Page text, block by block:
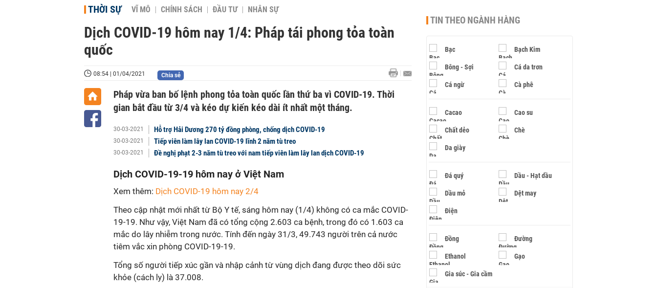
THỜI SỰ VĨ MÔ CHÍNH SÁCH ĐẦU TƯ NHÂN SỰ
Dịch COVID-19 hôm nay 1/4: Pháp tái phong tỏa toàn
quốc
08:54 | 01/04/2021 Chia sẻ
Pháp vừa ban bố lệnh phong tỏa toàn quốc lần thứ ba vì COVID-19. Thời
gian bắt đầu từ 3/4 và kéo dự kiến kéo dài ít nhất một tháng.
30-03-2021 Hỗ trợ Hải Dương 270 tỷ đồng phòng, chống dịch COVID-19
30-03-2021 Tiếp viên làm lây lan COVID-19 lĩnh 2 năm tù treo
30-03-2021 Đề nghị phạt 2-3 năm tù treo với nam tiếp viên làm lây lan dịch COVID-19
Dịch COVID-19-19 hôm nay ở Việt Nam
Xem thêm: Dịch COVID-19 hôm nay 2/4
Theo cập nhật mới nhất từ Bộ Y tế, sáng hôm nay (1/4) không có ca mắc COVID-
19-19. Như vậy, Việt Nam đã có tổng cộng 2.603 ca bệnh, trong đó có 1.603 ca
mắc do lây nhiễm trong nước. Tính đến ngày 31/3, 49.743 người trên cả nước
tiêm vắc xin phòng COVID-19-19.
Tổng số người tiếp xúc gần và nhập cảnh từ vùng dịch đang được theo dõi sức
khỏe (cách ly) là 37.008.
TIN THEO NGÀNH HÀNG
Bạc Bạch Kim
Bông - Sợi Cá da trơn
Cá ngừ Cà phê
Cacao Cao su
Chất dẻo Chè
Da giày
Đá quý Dầu - Hạt dầu
Dầu mỏ Dệt may
Điện
Đồng Đường
Ethanol Gạo
Gia súc - Gia cầm